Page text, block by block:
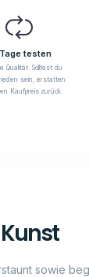
testen
Qualität. Solltest du
sein, erstatten
Kaufpreis zurück.
sowie